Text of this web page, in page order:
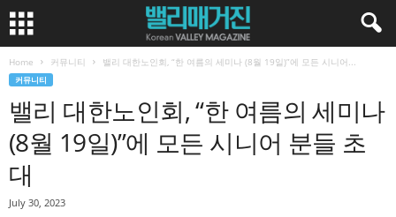
Home 커뮤니티 밸리 대한노인회, “한 여름의 세미나 (8월 19일)”에 모든 시니어...
커뮤니티
밸리 대한노인회, “한 여름의 세미나
(8월 19일)”에 모든 시니어 분들 초
대
July 30, 2023